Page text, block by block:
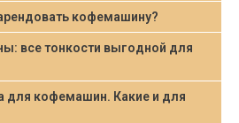
кофемашину?
все тонкости выгодной для
для кофемашин. Какие и для